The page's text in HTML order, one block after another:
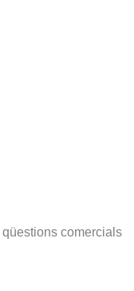
comercials